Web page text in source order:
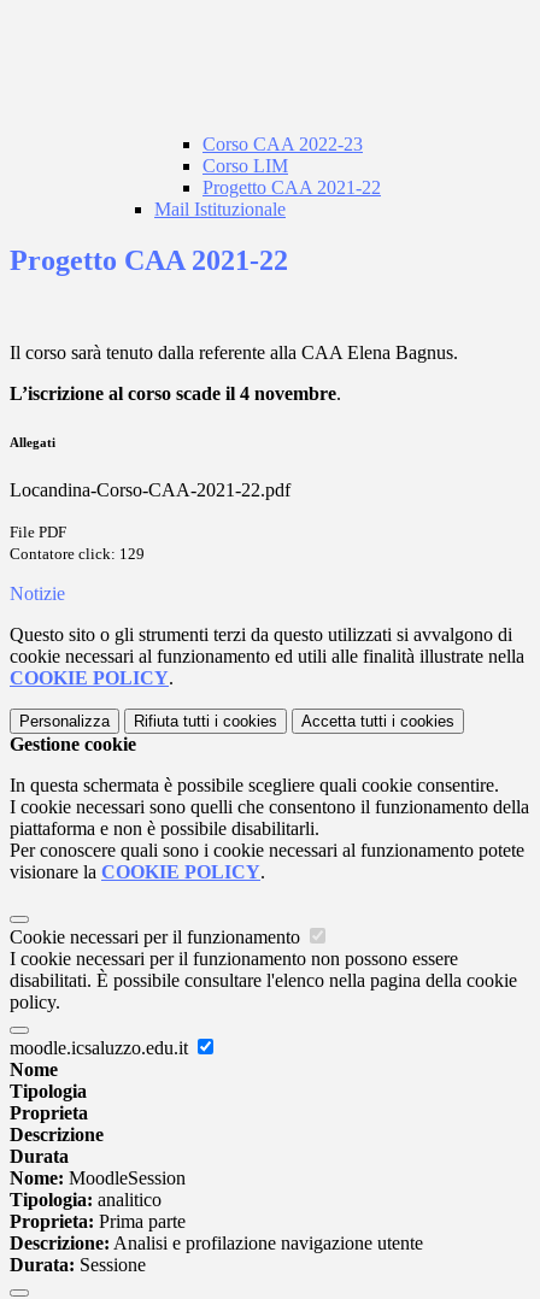
Corso CAA 2022-23
Corso LIM
Progetto CAA 2021-22
Mail Istituzionale
Progetto CAA 2021-22
Il corso sarà tenuto dalla referente alla CAA Elena Bagnus.
L’iscrizione al corso scade il 4 novembre.
Allegati
Locandina-Corso-CAA-2021-22.pdf
File PDF
Contatore click: 129
Notizie
Questo sito o gli strumenti terzi da questo utilizzati si avvalgono di
cookie necessari al funzionamento ed utili alle finalità illustrate nella
COOKIE POLICY.
Personalizza Rifiuta tutti i cookies Accetta tutti i cookies
Gestione cookie
In questa schermata è possibile scegliere quali cookie consentire.
I cookie necessari sono quelli che consentono il funzionamento della
piattaforma e non è possibile disabilitarli.
Per conoscere quali sono i cookie necessari al funzionamento potete
visionare la COOKIE POLICY.
Cookie necessari per il funzionamento
I cookie necessari per il funzionamento non possono essere
disabilitati. È possibile consultare l'elenco nella pagina della cookie
policy.
moodle.icsaluzzo.edu.it
Nome
Tipologia
Proprieta
Descrizione
Durata
Nome: MoodleSession
Tipologia: analitico
Proprieta: Prima parte
Descrizione: Analisi e profilazione navigazione utente
Durata: Sessione